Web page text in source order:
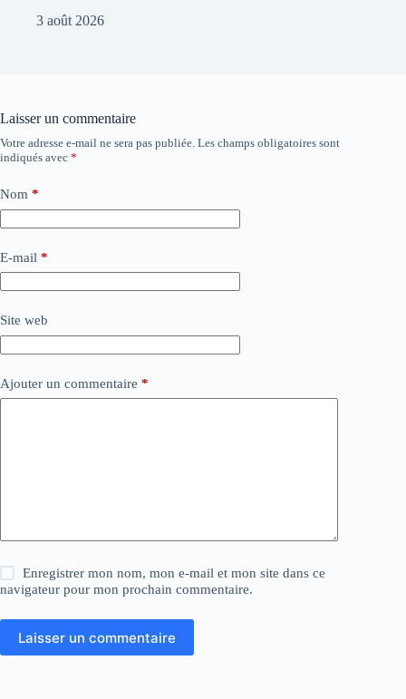
3 août 2026
Laisser un commentaire
Votre adresse e-mail ne sera pas publiée. Les champs obligatoires sont
indiqués avec *
Nom *
E-mail *
Site web
Ajouter un commentaire *
Enregistrer mon nom, mon e-mail et mon site dans ce
navigateur pour mon prochain commentaire.
Laisser un commentaire